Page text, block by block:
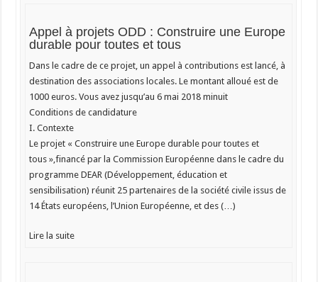
Appel à projets ODD : Construire une Europe
durable pour toutes et tous
Dans le cadre de ce projet, un appel à contributions est lancé, à
destination des associations locales. Le montant alloué est de
1000 euros. Vous avez jusqu’au 6 mai 2018 minuit
Conditions de candidature
I. Contexte
Le projet « Construire une Europe durable pour toutes et
tous »,financé par la Commission Européenne dans le cadre du
programme DEAR (Développement, éducation et
sensibilisation) réunit 25 partenaires de la société civile issus de
14 États européens, l’Union Européenne, et des (…)
Lire la suite